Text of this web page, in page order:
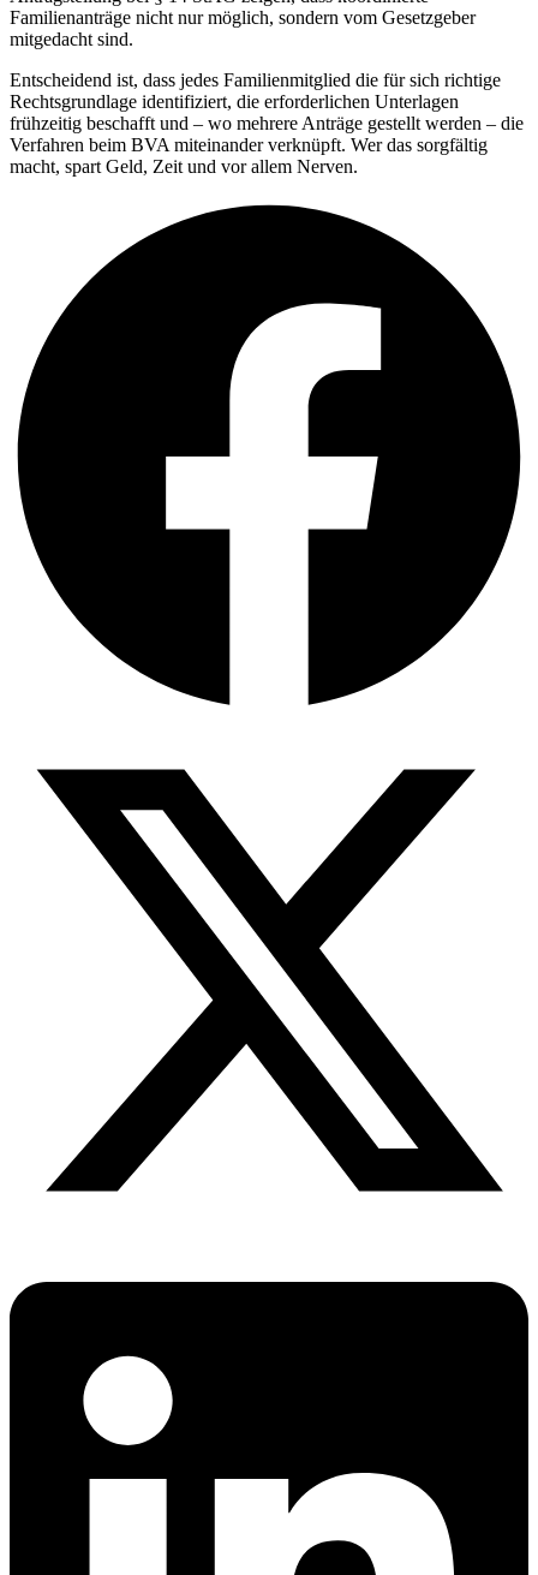
Familienanträge nicht nur möglich, sondern vom Gesetzgeber
mitgedacht sind.
Entscheidend ist, dass jedes Familienmitglied die für sich richtige
Rechtsgrundlage identifiziert, die erforderlichen Unterlagen
frühzeitig beschafft und – wo mehrere Anträge gestellt werden – die
Verfahren beim BVA miteinander verknüpft. Wer das sorgfältig
macht, spart Geld, Zeit und vor allem Nerven.